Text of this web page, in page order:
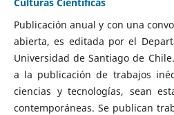
Publicación anual y con una
abierta, es editada por el
Universidad de Santiago de
a la publicación de trabajos
ciencias y tecnologías, sean
contemporáneas. Se publican